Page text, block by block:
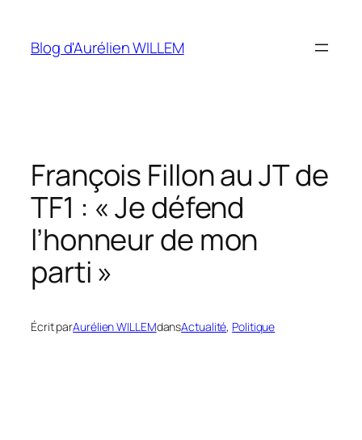
contenu
Blog d'Aurélien WILLEM
François Fillon au JT de
TF1 : « Je défend
l’honneur de mon
parti »
Écrit parAurélien WILLEMdansActualité, Politique